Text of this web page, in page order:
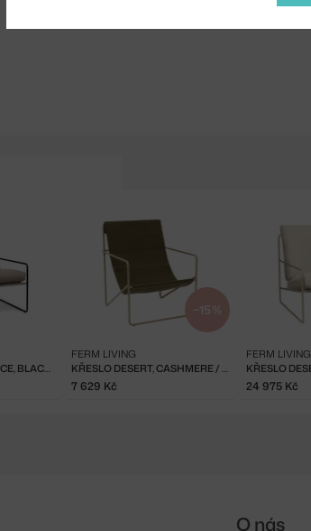
KŘESLO DESERT DOLCE, BLACK/DARK SAND
−15 %
KŘESLO DESERT, CASHMERE / OLIVE
FERM LIVING
7 629 Kč
FERM LIVING
24 975 Kč
O nás